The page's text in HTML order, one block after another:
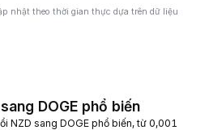
nhật theo thời gian thực dựa trên dữ liệu
DOGE phổ biến
NZD sang DOGE phổ biến, từ 0,001